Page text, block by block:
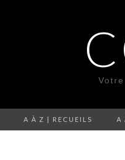
A À Z | RECUEILS A